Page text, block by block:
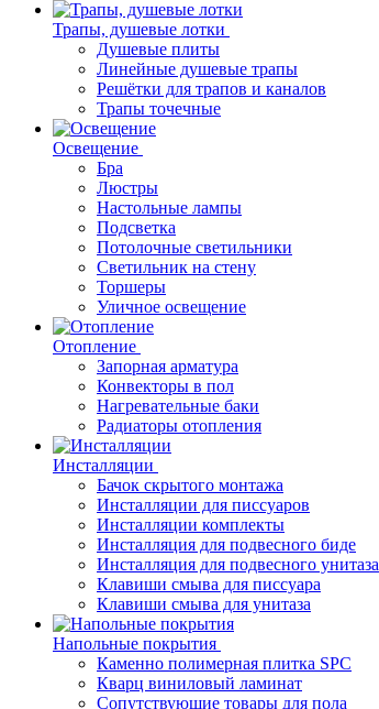
Трапы, душевые лотки
Душевые плиты
Линейные душевые трапы
Решётки для трапов и каналов
Трапы точечные
Освещение
Бра
Люстры
Настольные лампы
Подсветка
Потолочные светильники
Светильник на стену
Торшеры
Уличное освещение
Отопление
Запорная арматура
Конвекторы в пол
Нагревательные баки
Радиаторы отопления
Инсталляции
Бачок скрытого монтажа
Инсталляции для писсуаров
Инсталляции комплекты
Инсталляция для подвесного биде
Инсталляция для подвесного унитаза
Клавиши смыва для писсуара
Клавиши смыва для унитаза
Напольные покрытия
Каменно полимерная плитка SPC
Кварц виниловый ламинат
Сопутствующие товары для пола